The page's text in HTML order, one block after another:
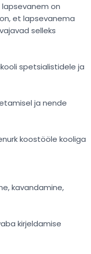
on
et lapsevanema
selleks
spetsialistidele ja
ja nende
koostööle kooliga
kavandamine,
kirjeldamise